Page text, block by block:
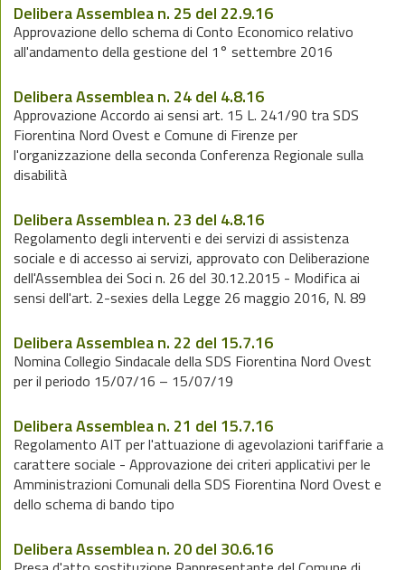
Delibera Assemblea n. 25 del 22.9.16
Approvazione dello schema di Conto Economico relativo
all'andamento della gestione del 1° settembre 2016
Delibera Assemblea n. 24 del 4.8.16
Approvazione Accordo ai sensi art. 15 L. 241/90 tra SDS
Fiorentina Nord Ovest e Comune di Firenze per
l'organizzazione della seconda Conferenza Regionale sulla
disabilità
Delibera Assemblea n. 23 del 4.8.16
Regolamento degli interventi e dei servizi di assistenza
sociale e di accesso ai servizi, approvato con Deliberazione
dell'Assemblea dei Soci n. 26 del 30.12.2015 - Modifica ai
sensi dell'art. 2-sexies della Legge 26 maggio 2016, N. 89
Delibera Assemblea n. 22 del 15.7.16
Nomina Collegio Sindacale della SDS Fiorentina Nord Ovest
per il periodo 15/07/16 – 15/07/19
Delibera Assemblea n. 21 del 15.7.16
Regolamento AIT per l'attuazione di agevolazioni tariffarie a
carattere sociale - Approvazione dei criteri applicativi per le
Amministrazioni Comunali della SDS Fiorentina Nord Ovest e
dello schema di bando tipo
Delibera Assemblea n. 20 del 30.6.16